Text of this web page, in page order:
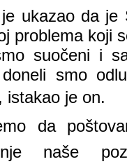
ukazao da je
problema koji
suočeni i
smo
istakao je on.
da
naše